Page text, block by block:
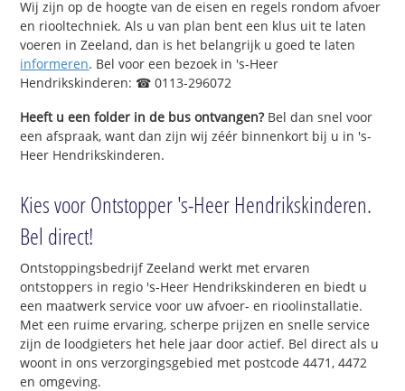
Wij zijn op de hoogte van de eisen en regels rondom afvoer
en riooltechniek. Als u van plan bent een klus uit te laten
voeren in Zeeland, dan is het belangrijk u goed te laten
informeren. Bel voor een bezoek in 's-Heer
Hendrikskinderen: ☎ 0113-296072
Heeft u een folder in de bus ontvangen?Bel dan snel voor
een afspraak, want dan zijn wij zéér binnenkort bij u in 's-
Heer Hendrikskinderen.
Kies voor Ontstopper 's-Heer Hendrikskinderen.
Bel direct!
Ontstoppingsbedrijf Zeeland werkt met ervaren
ontstoppers in regio 's-Heer Hendrikskinderen en biedt u
een maatwerk service voor uw afvoer- en rioolinstallatie.
Met een ruime ervaring, scherpe prijzen en snelle service
zijn de loodgieters het hele jaar door actief. Bel direct als u
woont in ons verzorgingsgebied met postcode 4471, 4472
en omgeving.